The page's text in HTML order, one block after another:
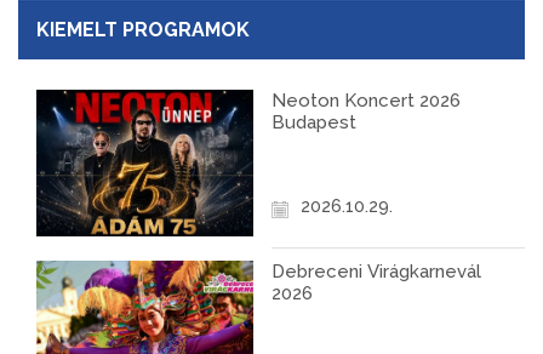
KIEMELT PROGRAMOK
Neoton Koncert 2026
Budapest
2026.10.29.
Debreceni Virágkarnevál
2026